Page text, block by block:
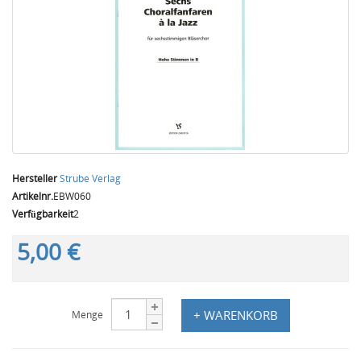
HerstellerStrube Verlag
Artikelnr.EBW060
Verfügbarkeit2
5,00 €
Menge + WARENKORB